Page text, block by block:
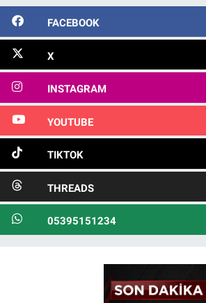
FACEBOOK
X
INSTAGRAM
YOUTUBE
TIKTOK
THREADS
05395151234